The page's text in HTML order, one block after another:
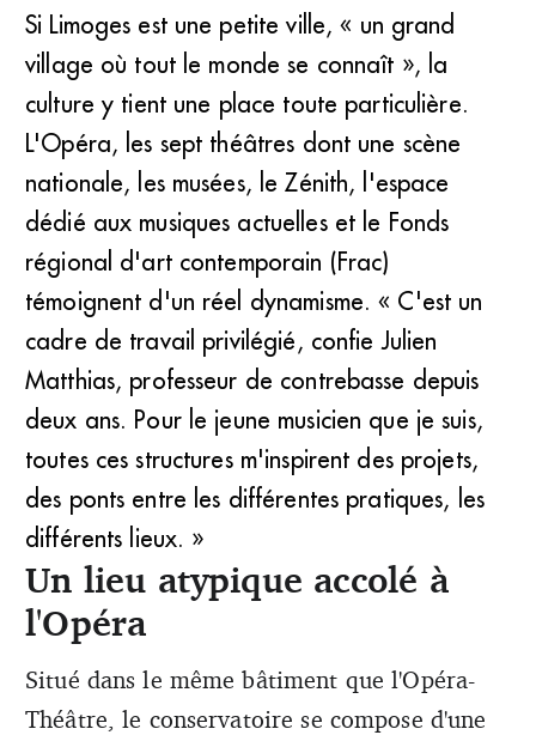
Si Limoges est une petite ville, « un grand
village où tout le monde se connaît », la
culture y tient une place toute particulière.
L'Opéra, les sept théâtres dont une scène
nationale, les musées, le Zénith, l'espace
dédié aux musiques actuelles et le Fonds
régional d'art contemporain (Frac)
témoignent d'un réel dynamisme. « C'est un
cadre de travail privilégié, confie Julien
Matthias, professeur de contrebasse depuis
deux ans. Pour le jeune musicien que je suis,
toutes ces structures m'inspirent des projets,
des ponts entre les différentes pratiques, les
différents lieux. »
Un lieu atypique accolé à
l'Opéra
Situé dans le même bâtiment que l'Opéra-
Théâtre, le conservatoire se compose d'une